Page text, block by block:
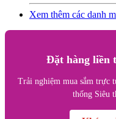
Xem thêm các danh
Đặt hàng liền
Trải nghiệm mua sắm trực
thống Siêu